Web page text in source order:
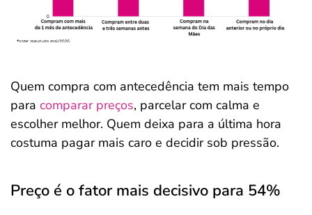
Quem compra com antecedência tem mais tempo
para comparar preços, parcelar com calma e
escolher melhor. Quem deixa para a última hora
costuma pagar mais caro e decidir sob pressão.
Preço é o fator mais decisivo para 54%